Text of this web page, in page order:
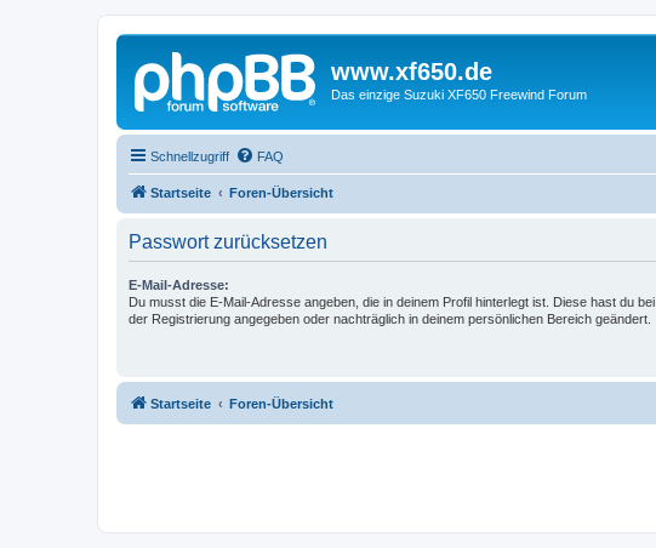
www.xf650.de
Das einzige Suzuki XF650 Freewind Forum
Schnellzugriff FAQ
Startseite Foren-Übersicht
Passwort zurücksetzen
E-Mail-Adresse:
Du musst die E-Mail-Adresse angeben, die in deinem Profil hinterlegt ist. Diese hast du bei
der Registrierung angegeben oder nachträglich in deinem persönlichen Bereich geändert.
Startseite Foren-Übersicht